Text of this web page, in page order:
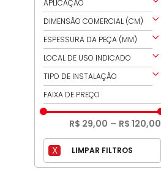
BRANCO PÁTINA
CARVALHO EXÓTICO
ANTIDERRAPANTE
CASTANHO DESEJO
CHUMBO NOBRE
CINZA DRAMA
ANTIDERRAPANTE
CINZA GELO
COLONNA
GÉRBERA
ANTIDERRAPANTE
FOSCO
NA
APLICAÇÃO
PAREDE E PISO
PISO
DIMENSÃO COMERCIAL (CM)
15,24X91,44
20X130
18,24X122,24
17,78X121,92
20X150
20X120
ESPESSURA DA PEÇA (MM)
3
2,5
2
LOCAL DE USO INDICADO
ÁREA INTERNA
TIPO DE INSTALAÇÃO
COLADO
FAIXA DE PREÇO
R$ 29,00 – R$ 120,00